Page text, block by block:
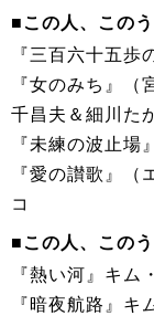
■この人、この
『三百六十五歩
『女のみち』（
千昌夫＆細川た
『未練の波止
『愛の讃歌』（
コ
■この人、この
『熱い河』キム
『暗夜航路』キ